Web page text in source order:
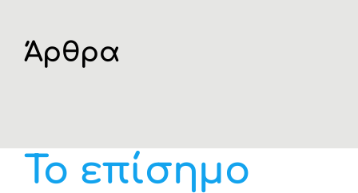
ΚΑΤΑΛΟΓΟΙ
Άρθρα
Το επίσημο